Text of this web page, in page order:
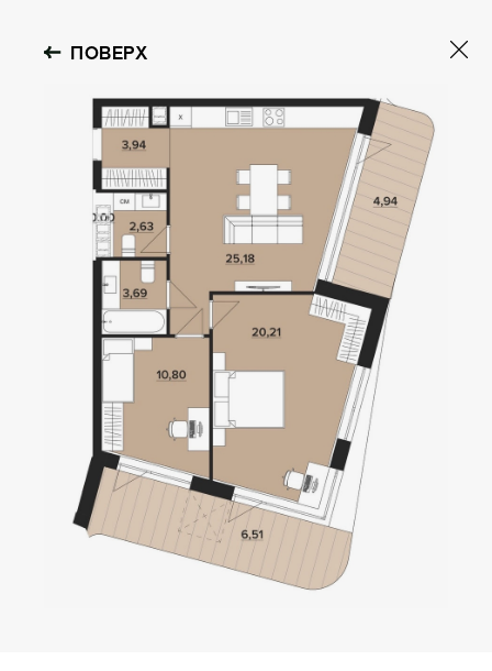
OBOLON HOUSE
Локація
Київ, Оболонський р-н
ПОВЕРХ